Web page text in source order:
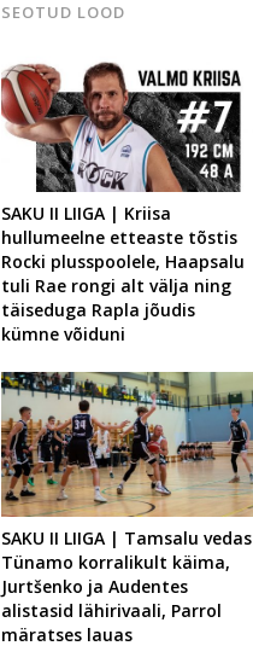
SEOTUD LOOD
SAKU II LIIGA | Kriisa
hullumeelne etteaste tõstis
Rocki plusspoolele, Haapsalu
tuli Rae rongi alt välja ning
täiseduga Rapla jõudis
kümne võiduni
SAKU II LIIGA | Tamsalu vedas
Tünamo korralikult käima,
Jurtšenko ja Audentes
alistasid lähirivaali, Parrol
märatses lauas